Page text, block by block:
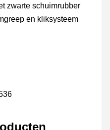
zwarte schuimrubber
en kliksysteem